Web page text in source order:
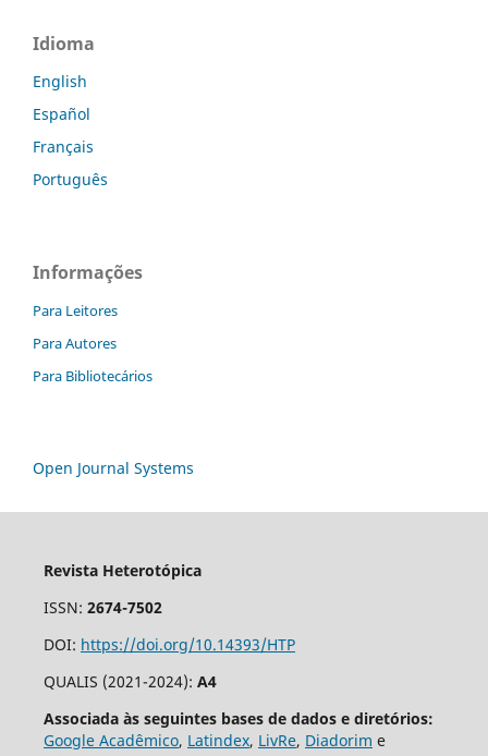
Idioma
English
Español
Français
Português
Informações
Para Leitores
Para Autores
Para Bibliotecários
Open Journal Systems
Revista Heterotópica
ISSN: 2674-7502
DOI: https://doi.org/10.14393/HTP
QUALIS (2021-2024): A4
Associada às seguintes bases de dados e diretórios:
Google Acadêmico, Latindex, LivRe, Diadorim e